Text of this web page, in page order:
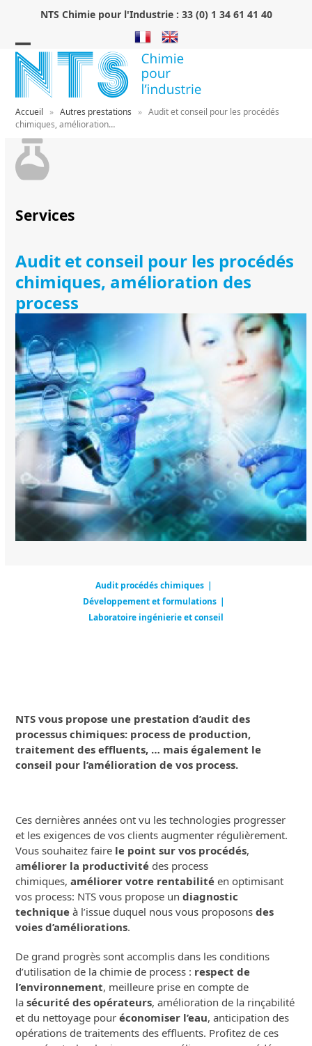
NTS Chimie pour l'Industrie : 33 (0) 1 34 61 41 40
Open
mobile
menu
Close
mobile
menu
Accueil » Autres prestations » Audit et conseil pour les procédés
chimiques, amélioration…
Services
Audit et conseil pour les procédés
chimiques, amélioration des
process
Audit procédés chimiques |
Développement et formulations |
Laboratoire ingénierie et conseil
NTS vous propose une prestation d’audit des
processus chimiques: process de production,
traitement des effluents, … mais également le
conseil pour l’amélioration de vos process.
Ces dernières années ont vu les technologies progresser
et les exigences de vos clients augmenter régulièrement.
Vous souhaitez faire le point sur vos procédés,
améliorer la productivité des process
chimiques,améliorer votre rentabilité en optimisant
vos process: NTS vous propose undiagnostic
technique à l’issue duquel nous vous proposonsdes
voies d’améliorations.
De grand progrès sont accomplis dans les conditions
d’utilisation de la chimie de process : respect de
l’environnement, meilleure prise en compte de
la sécurité des opérateurs, amélioration de la rinçabilité
et du nettoyage pour économiser l’eau, anticipation des
opérations de traitements des effluents. Profitez de ces